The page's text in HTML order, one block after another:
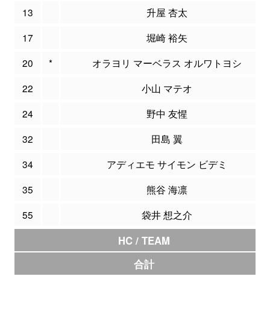
13
升屋 杏太
17
堀崎 裕矢
20
*
オラヨリ マーベラス オルワトヨシ
22
小山 マテオ
24
野中 友惺
32
田島 翼
34
アディエモ サイモン ビデミ
35
熊谷 海凛
55
袋井 想之介
HC / TEAM
合計